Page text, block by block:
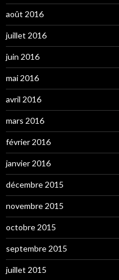
août 2016
juillet 2016
juin 2016
mai 2016
avril 2016
mars 2016
février 2016
janvier 2016
décembre 2015
novembre 2015
octobre 2015
septembre 2015
juillet 2015